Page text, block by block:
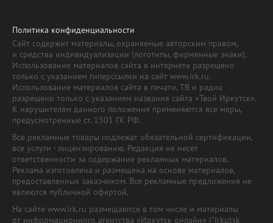
Политика конфиденциальности
Сайт содержит материалы, охраняемые авторским правом,
и средства индивидуализации (логотипы, фирменные знаки).
Использование материалов сайта в интернете разрешено
только с указанием гиперссылки на сайт www.irk.ru.
Использование материалов сайта в печати, ТВ и радио
разрешено только с указанием названия сайта «Твой Иркутск».
К нарушителям данного положения применяются все меры,
предусмотренные ст. 1301 ГК РФ.
Все рекламные товары подлежат обязательной сертификации,
все услуги - лицензированию. Редакция не несет
ответственности за содержание рекламных материалов.
Реклама изготовлена и размещена на основе материалов,
предоставленных заказчиком. Все рекламные предложения не
являются публичной офертой.
На сайте www.irk.ru размещаются в том числе и материалы
от информационного агентства «Иркутск онлайн» ("Irkutsk